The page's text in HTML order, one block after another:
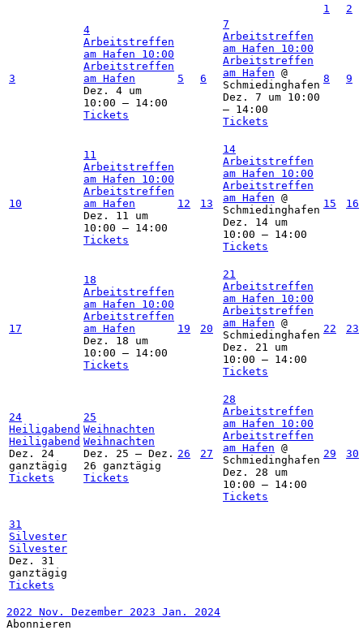
1
2
3
4
Arbeitstreffen
am Hafen 10:00
Arbeitstreffen
am Hafen
Dez. 4 um
10:00 – 14:00
Tickets
5 6
7
Arbeitstreffen
am Hafen 10:00
Arbeitstreffen
am Hafen @
Schmiedinghafen
Dez. 7 um 10:00
– 14:00
Tickets
8 9
10
11
Arbeitstreffen
am Hafen 10:00
Arbeitstreffen
am Hafen
Dez. 11 um
10:00 – 14:00
Tickets
12 13
14
Arbeitstreffen
am Hafen 10:00
Arbeitstreffen
am Hafen @
Schmiedinghafen
Dez. 14 um
10:00 – 14:00
Tickets
15 16
17
18
Arbeitstreffen
am Hafen 10:00
Arbeitstreffen
am Hafen
Dez. 18 um
10:00 – 14:00
Tickets
19 20
21
Arbeitstreffen
am Hafen 10:00
Arbeitstreffen
am Hafen @
Schmiedinghafen
Dez. 21 um
10:00 – 14:00
Tickets
22 23
24
Heiligabend
Heiligabend
Dez. 24
ganztägig
Tickets
25
Weihnachten
Weihnachten
Dez. 25 – Dez.
26 ganztägig
Tickets
26 27
28
Arbeitstreffen
am Hafen 10:00
Arbeitstreffen
am Hafen @
Schmiedinghafen
Dez. 28 um
10:00 – 14:00
Tickets
29 30
31
Silvester
Silvester
Dez. 31
ganztägig
Tickets
2022 Nov. Dezember 2023 Jan. 2024
Abonnieren